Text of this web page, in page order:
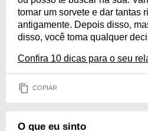
tomar um sorvete e dar tantas
antigamente. Depois disso,
disso, você toma qualquer
Confira 10 dicas para o seu
COPIAR
O que eu sinto